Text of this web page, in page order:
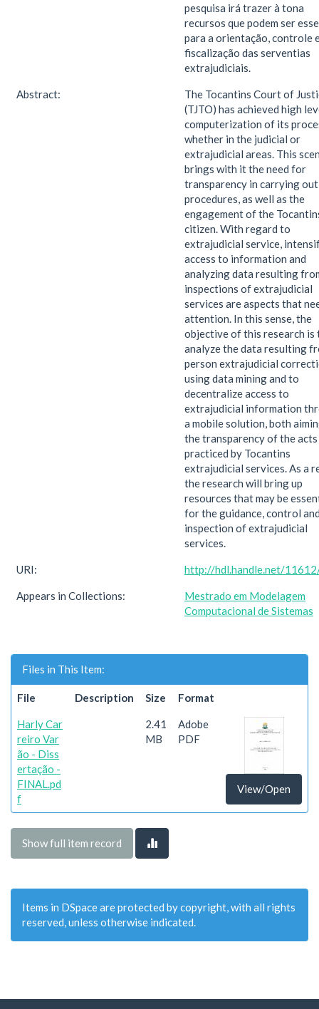
pesquisa irá trazer à tona
recursos que podem ser
para a orientação, controle
fiscalização das serventias
extrajudiciais.
Abstract:
The Tocantins Court of
(TJTO) has achieved high
computerization of its
whether in the judicial or
extrajudicial areas. This
brings with it the need for
transparency in carrying out
procedures, as well as the
engagement of the
citizen. With regard to
extrajudicial service,
access to information and
analyzing data resulting
inspections of extrajudicial
services are aspects that
attention. In this sense, the
objective of this research is
analyze the data resulting
person extrajudicial
using data mining and to
decentralize access to
extrajudicial information
a mobile solution, both
the transparency of the acts
practiced by Tocantins
extrajudicial services. As a
the research will bring up
resources that may be
for the guidance, control
inspection of extrajudicial
services.
URI: http://hdl.handle.net/
Appears in Collections:
Mestrado em Modelagem
Computacional de Sistemas
Files in This Item:
File Description Size Format
Harly Car
reiro Var
ão - Diss
ertação -
FINAL.pd
f
2.41
MB
Adobe
PDF
View/Open
Show full item record
Items in DSpace are protected by copyright, with all rights
reserved, unless otherwise indicated.